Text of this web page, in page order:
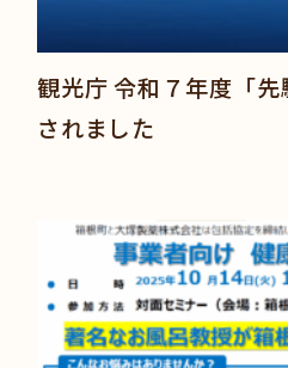
観光庁 令和７年度「
されました